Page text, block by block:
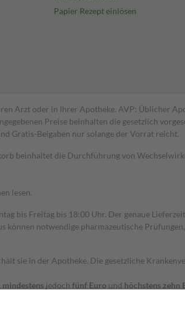
Papier Rezept einlösen
Arzt oder in Ihrer Apotheke. AVP: Üblicher
Preise beinhalten die gesetzlich
Gratis-Beigaben nur solange der Vorrat reicht.
beinhaltet die Durchführung von
lesen.
bis Freitag bis 18:00 Uhr. Der genaue
notwendige pharmazeutische
sie in der Apotheke. Die gesetzliche
mindestens jedoch fünf Euro und höchstens zehn